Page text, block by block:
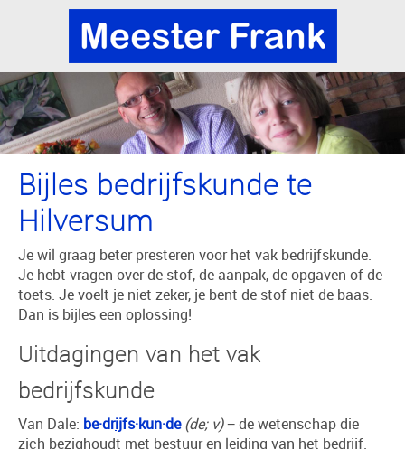
Bijles bedrijfskunde te
Hilversum
Je wil graag beter presteren voor het vak bedrijfskunde.
Je hebt vragen over de stof, de aanpak, de opgaven of de
toets. Je voelt je niet zeker, je bent de stof niet de baas.
Dan is bijles een oplossing!
Uitdagingen van het vak
bedrijfskunde
Van Dale: be·drijfs·kun·de (de; v)− de wetenschap die
zich bezighoudt met bestuur en leiding van het bedrijf.